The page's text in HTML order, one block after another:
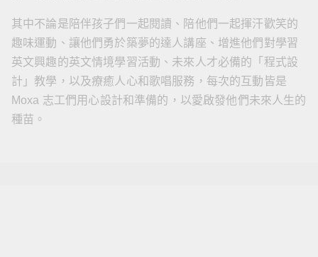
其中不論是陪伴孩子們一起閱讀、陪他們一起揮汗歡笑的
趣味運動、讓他們勇於築夢的達人講座、增進他們對學習
英文興趣的英文情境學習活動、未來人才必備的「程式設
計」教學，以及療癒人心和歌唱服務，每次的互動皆是
Moxa 志工們用心設計和準備的，以愛啟發他們未來人生的
種苗。